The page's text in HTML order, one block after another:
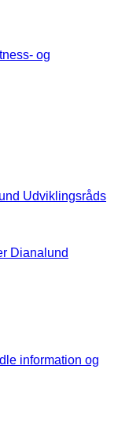
og
Udviklingsråds
information og